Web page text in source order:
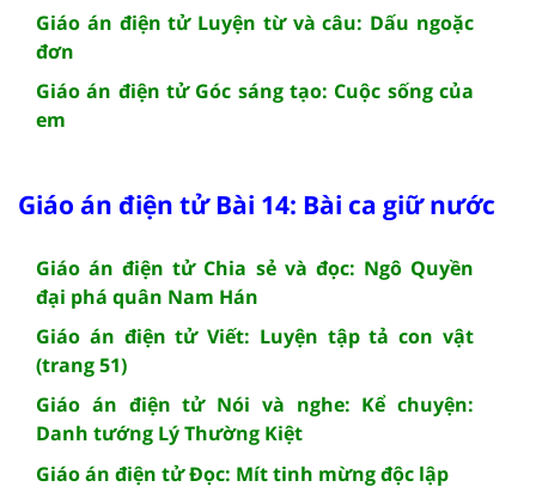
Giáo án điện tử Luyện từ và câu: Dấu ngoặc
đơn
Giáo án điện tử Góc sáng tạo: Cuộc sống của
em
Giáo án điện tử Bài 14: Bài ca giữ nước
Giáo án điện tử Chia sẻ và đọc: Ngô Quyền
đại phá quân Nam Hán
Giáo án điện tử Viết: Luyện tập tả con vật
(trang 51)
Giáo án điện tử Nói và nghe: Kể chuyện:
Danh tướng Lý Thường Kiệt
Giáo án điện tử Đọc: Mít tinh mừng độc lập